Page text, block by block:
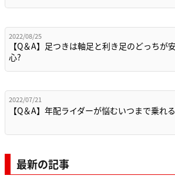
2022/08/25
【Q＆A】足つきは軸足と利き足のどっちが
心?
2022/07/21
【Q＆A】年配ライダーが悩むいつまで乗れ
最新の記事